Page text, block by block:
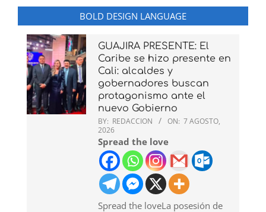
BOLD DESIGN LANGUAGE
GUAJIRA PRESENTE: El
Caribe se hizo presente en
Cali: alcaldes y
gobernadores buscan
protagonismo ante el
nuevo Gobierno
BY: REDACCION ON: 7 AGOSTO,
2026
Spread the love
Spread the loveLa posesión de